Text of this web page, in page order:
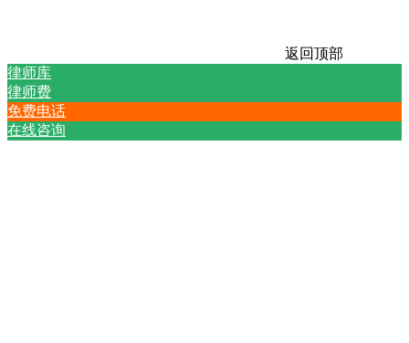
返回顶部
律师库
律师费
免费电话
在线咨询